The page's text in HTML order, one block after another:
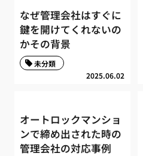
なぜ管理会社はすぐに
鍵を開けてくれないの
かその背景
2025.06.02
未分類
オートロックマンショ
ンで締め出された時の
管理会社の対応事例